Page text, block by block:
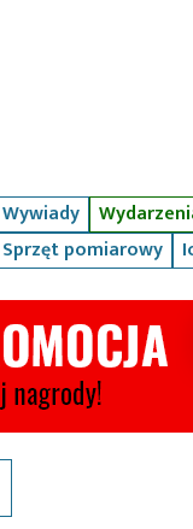
Wywiady
Sprzęt pomiarowy